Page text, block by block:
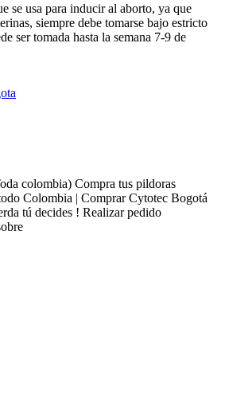
se usa para inducir al aborto, ya que
siempre debe tomarse bajo estricto
ser tomada hasta la semana 7-9 de
colombia) Compra tus pildoras
Colombia | Comprar Cytotec Bogotá
tú decides ! Realizar pedido